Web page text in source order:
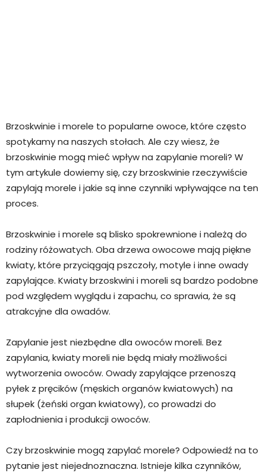
Brzoskwinie i morele to popularne owoce, które często
spotykamy na naszych stołach. Ale czy wiesz, że
brzoskwinie mogą mieć wpływ na zapylanie moreli? W
tym artykule dowiemy się, czy brzoskwinie rzeczywiście
zapylają morele i jakie są inne czynniki wpływające na ten
proces.
Brzoskwinie i morele są blisko spokrewnione i należą do
rodziny różowatych. Oba drzewa owocowe mają piękne
kwiaty, które przyciągają pszczoły, motyle i inne owady
zapylające. Kwiaty brzoskwini i moreli są bardzo podobne
pod względem wyglądu i zapachu, co sprawia, że ​​są
atrakcyjne dla owadów.
Zapylanie jest niezbędne dla owoców moreli. Bez
zapylania, kwiaty moreli nie będą miały możliwości
wytworzenia owoców. Owady zapylające przenoszą
pyłek z pręcików (męskich organów kwiatowych) na
słupek (żeński organ kwiatowy), co prowadzi do
zapłodnienia i produkcji owoców.
Czy brzoskwinie mogą zapylać morele? Odpowiedź na to
pytanie jest niejednoznaczna. Istnieje kilka czynników,